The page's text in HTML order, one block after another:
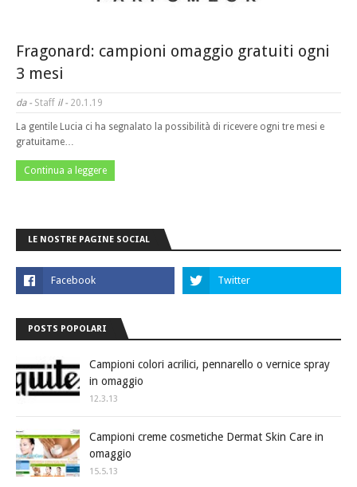
Fragonard: campioni omaggio gratuiti ogni
3 mesi
da - Staff il - 20.1.19
La gentile Lucia ci ha segnalato la possibilità di ricevere ogni tre mesi e
gratuitame…
Continua a leggere
LE NOSTRE PAGINE SOCIAL
POSTS POPOLARI
Campioni colori acrilici, pennarello o vernice spray
in omaggio
12.3.13
Campioni creme cosmetiche Dermat Skin Care in
omaggio
15.5.13